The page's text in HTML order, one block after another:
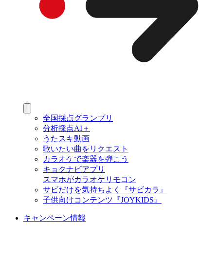
全国採点グランプリ
分析採点AI＋
うたスキ動画
歌いたい曲をリクエスト
カラオケで楽器を弾こう
キョクナビアプリ
スマホがカラオケリモコン
サビだけを気持ちよく『サビカラ』
子供向けコンテンツ『JOYKIDS』
キャンペーン情報